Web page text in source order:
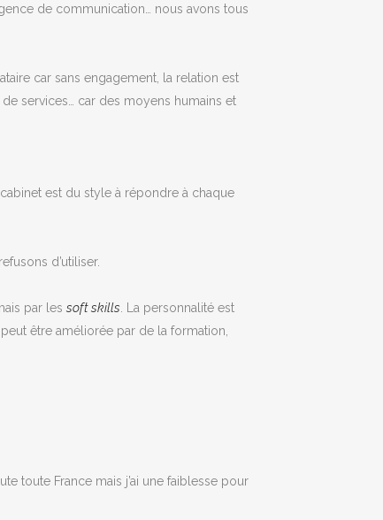
de communication… nous avons tous
car sans engagement, la relation est
services… car des moyens humains et
est du style à répondre à chaque
d’utiliser.
par les soft skills . La personnalité est
être améliorée par de la formation,
toute France mais j’ai une faiblesse pour